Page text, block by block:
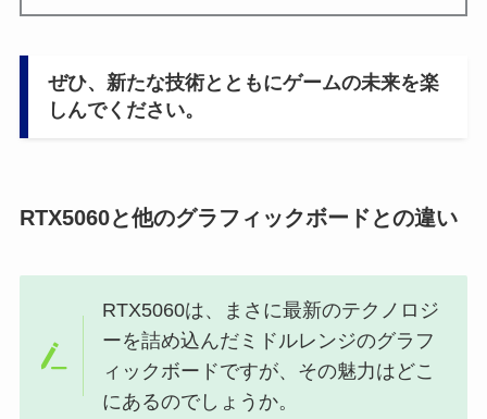
ぜひ、新たな技術とともにゲームの未来を楽
しんでください。
RTX5060と他のグラフィックボードとの違い
RTX5060は、まさに最新のテクノロジ
ーを詰め込んだミドルレンジのグラフ
ィックボードですが、その魅力はどこ
にあるのでしょうか。